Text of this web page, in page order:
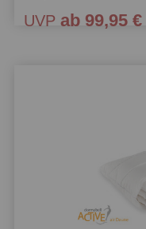
UVP ab 99,95 €